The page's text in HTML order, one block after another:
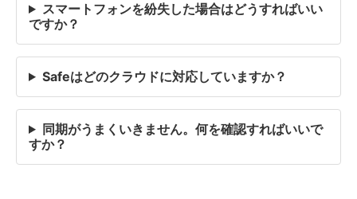
スマートフォンを紛失した場合はどうすればいい
ですか？
Safeはどのクラウドに対応していますか？
同期がうまくいきません。何を確認すればいいで
すか？